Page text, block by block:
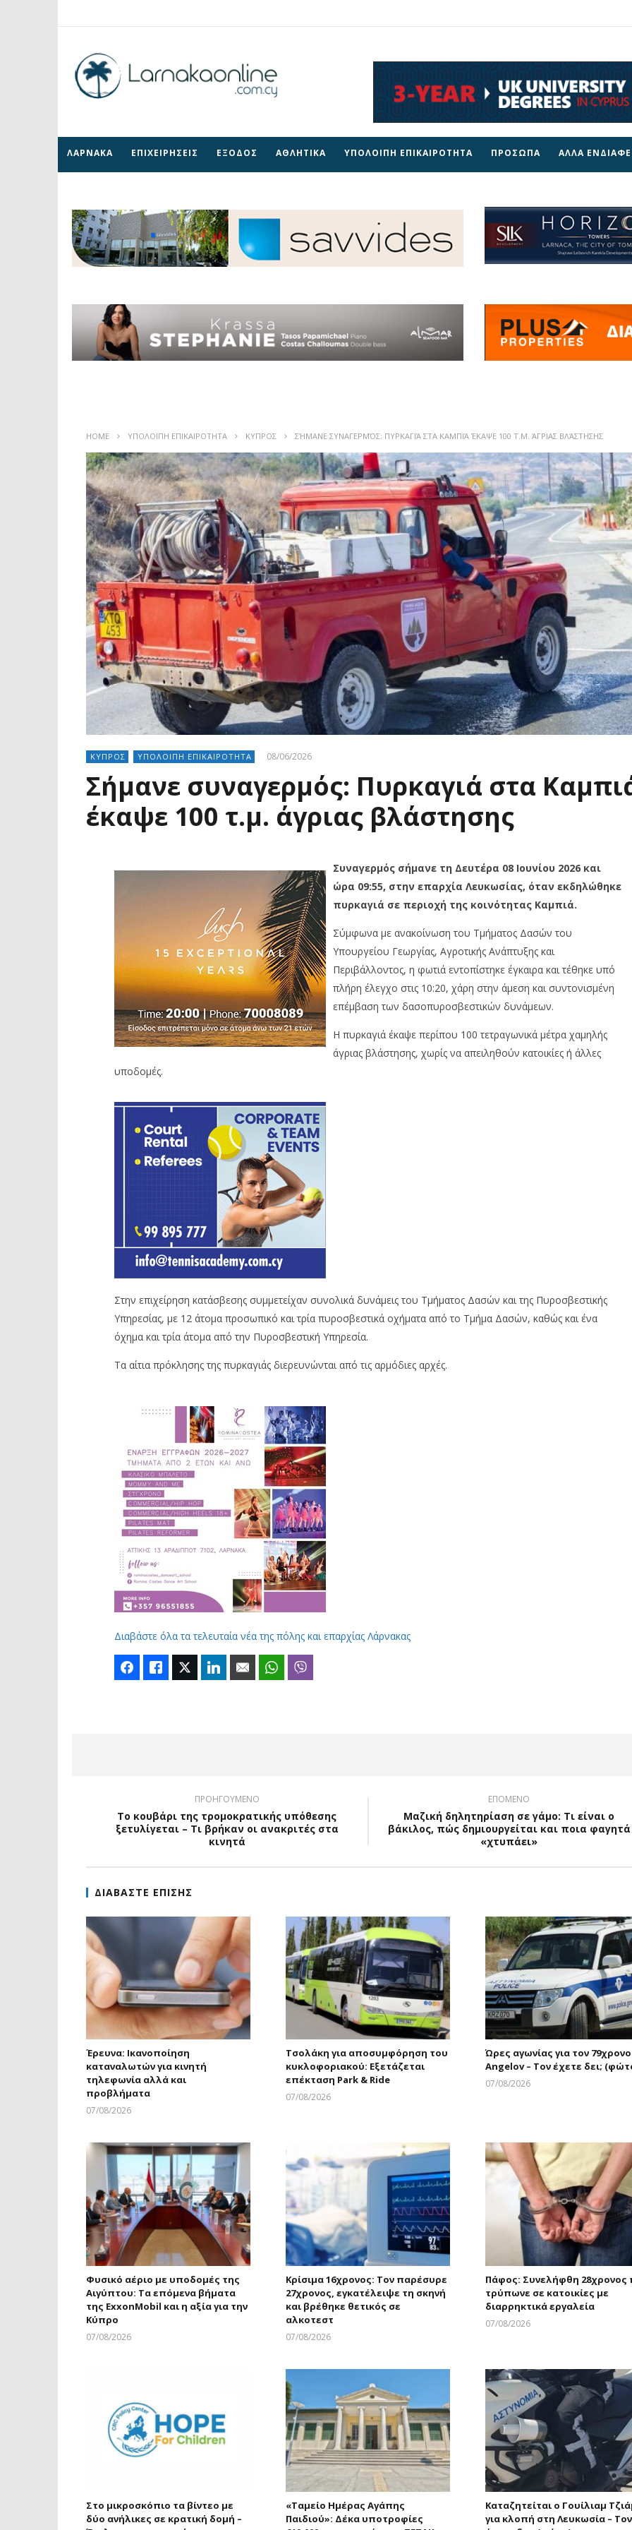
ΛΑΡΝΑΚΑ ΕΠΙΧΕΙΡΗΣΕΙΣ ΕΞΟΔΟΣ ΑΘΛΗΤΙΚΑ ΥΠΟΛΟΙΠΗ ΕΠΙΚΑΙΡΟΤΗΤΑ ΠΡΟΣΩΠΑ ΑΛΛΑ
HOME ΥΠΟΛΟΙΠΗ ΕΠΙΚΑΙΡΟΤΗΤΑ ΚΥΠΡΟΣ ΣΉΜΑΝΕ ΣΥΝΑΓΕΡΜΌΣ: ΠΥΡΚΑΓΙΆ ΣΤΑ ΚΑΜΠΙΆ ΈΚΑΨΕ 100 Τ.Μ. ΆΓΡΙΑΣ ΒΛΆΣΤΗΣΗΣ
ΚΥΠΡΟΣ ΥΠΟΛΟΙΠΗ ΕΠΙΚΑΙΡΟΤΗΤΑ 08/06/2026
Σήμανε συναγερμός: Πυρκαγιά στα
έκαψε 100 τ.μ. άγριας βλάστησης
Συναγερμός σήμανε τη Δευτέρα 08 Ιουνίου 2026 και
ώρα 09:55, στην επαρχία Λευκωσίας, όταν εκδηλώθηκε
πυρκαγιά σε περιοχή της κοινότητας Καμπιά.
Σύμφωνα με ανακοίνωση του Τμήματος Δασών του
Υπουργείου Γεωργίας, Αγροτικής Ανάπτυξης και
Περιβάλλοντος, η φωτιά εντοπίστηκε έγκαιρα και τέθηκε υπό
πλήρη έλεγχο στις 10:20, χάρη στην άμεση και συντονισμένη
επέμβαση των δασοπυροσβεστικών δυνάμεων.
Η πυρκαγιά έκαψε περίπου 100 τετραγωνικά μέτρα χαμηλής
άγριας βλάστησης, χωρίς να απειληθούν κατοικίες ή άλλες
υποδομές.
Στην επιχείρηση κατάσβεσης συμμετείχαν συνολικά δυνάμεις του Τμήματος Δασών και της Πυροσβεστικής
Υπηρεσίας, με 12 άτομα προσωπικό και τρία πυροσβεστικά οχήματα από το Τμήμα Δασών, καθώς και ένα
όχημα και τρία άτομα από την Πυροσβεστική Υπηρεσία.
Τα αίτια πρόκλησης της πυρκαγιάς διερευνώνται από τις αρμόδιες αρχές.
Διαβάστε όλα τα τελευταία νέα της πόλης και επαρχίας Λάρνακας
FacebookLike Twitter LinkedIn Email WhatsApp
ΠΡΟΗΓΟΥΜΕΝΟ
Το κουβάρι της τρομοκρατικής υπόθεσης
ξετυλίγεται – Τι βρήκαν οι ανακριτές στα
κινητά
ΕΠΟΜΕΝΟ
Μαζική δηλητηρίαση σε γάμο: Τι είναι ο
βάκιλος, πώς δημιουργείται και ποια φαγητά
«χτυπάει»
ΔΙΑΒΑΣΤΕ ΕΠΙΣΗΣ
Έρευνα: Ικανοποίηση
καταναλωτών για κινητή
τηλεφωνία αλλά και
προβλήματα
07/08/2026
Τσολάκη για αποσυμφόρηση του
κυκλοφοριακού: Εξετάζεται
επέκταση Park & Ride
07/08/2026
Ώρες αγωνίας για τον 79χρονο
Angelov – Τον έχετε δει;
07/08/2026
Φυσικό αέριο με υποδομές της
Αιγύπτου: Τα επόμενα βήματα
της ExxonMobil και η αξία για την
Κύπρο
07/08/2026
Κρίσιμα 16χρονος: Τον παρέσυρε
27χρονος, εγκατέλειψε τη σκηνή
και βρέθηκε θετικός σε
αλκοτεστ
07/08/2026
Πάφος: Συνελήφθη 28χρονος
τρύπωνε σε κατοικίες με
διαρρηκτικά εργαλεία
07/08/2026
Στο μικροσκόπιο τα βίντεο με
δύο ανήλικες σε κρατική δομή –
«Ταμείο Ημέρας Αγάπης
Παιδιού»: Δέκα υποτροφίες
Καταζητείται ο Γουίλιαμ
για κλοπή στη Λευκωσία – Τον